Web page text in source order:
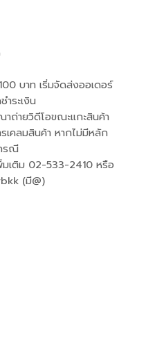
บาท เริ่มจัดส่งออเดอร์
ระเงิน
ถ่ายวิดีโอขณะแกะสินค้า
เคลมสินค้า หากไม่มีหลัก
รณี
เติม 02-533-2410 หรือ
(มี@)